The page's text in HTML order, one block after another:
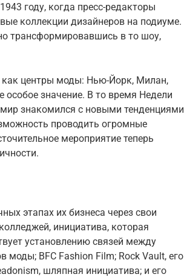
году, когда пресс-редакторы
коллекции дизайнеров на подиуме.
трансформировавшись в то шоу,
как центры моды: Нью-Йорк, Милан,
значение. В то время Недели
знакомился с новыми тенденциями
проводить огромные
мероприятие теперь
этапах их бизнеса через свои
инициатива, которая
установлению связей между
моды; BFC Fashion Film; Rock Vault, его
шляпная инициатива; и его